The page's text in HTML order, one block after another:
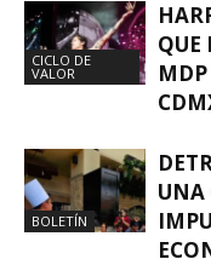
CICLO DE
VALOR
QUE
BOLETÍN
UNA